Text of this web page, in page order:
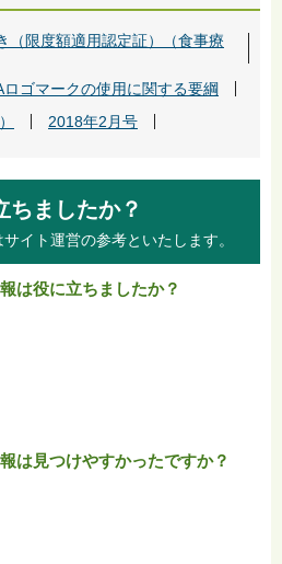
（限度額適用認定証）（食事療
ロゴマークの使用に関する要綱
2018年2月号
ちましたか？
イト運営の参考といたします。
は役に立ちましたか？
は見つけやすかったですか？